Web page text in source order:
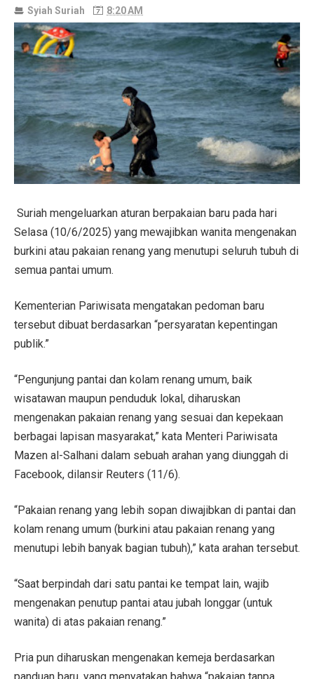
Syiah Suriah 8:20 AM
Suriah mengeluarkan aturan berpakaian baru pada hari
Selasa (10/6/2025) yang mewajibkan wanita mengenakan
burkini atau pakaian renang yang menutupi seluruh tubuh di
semua pantai umum.
Kementerian Pariwisata mengatakan pedoman baru
tersebut dibuat berdasarkan “persyaratan kepentingan
publik.”
“Pengunjung pantai dan kolam renang umum, baik
wisatawan maupun penduduk lokal, diharuskan
mengenakan pakaian renang yang sesuai dan kepekaan
berbagai lapisan masyarakat,” kata Menteri Pariwisata
Mazen al-Salhani dalam sebuah arahan yang diunggah di
Facebook, dilansir Reuters (11/6).
“Pakaian renang yang lebih sopan diwajibkan di pantai dan
kolam renang umum (burkini atau pakaian renang yang
menutupi lebih banyak bagian tubuh),” kata arahan tersebut.
“Saat berpindah dari satu pantai ke tempat lain, wajib
mengenakan penutup pantai atau jubah longgar (untuk
wanita) di atas pakaian renang.”
Pria pun diharuskan mengenakan kemeja berdasarkan
panduan baru, yang menyatakan bahwa “pakaian tanpa